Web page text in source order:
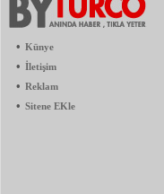
• Künye
• İletişim
• Reklam
• Sitene EKle